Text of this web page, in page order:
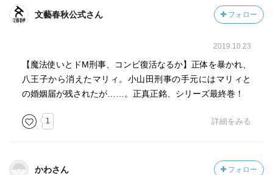
ある。
んな形で凶器の出所が発覚するなんて、他に読んだことが
ない。画期的ではあることは認めていいだろう。しかし、
先の1編同様に、観念するほど強力な根拠なのかと思ってし
まう。
最初の1編だけはマリィに頼らないが、戻ってくると結局
リーズ中でも偶然の要素が強すぎるかな。最後はそういう
文藝春秋公式さん フォロー
2019.10.23
【魔法使いとドM刑事、コンビ復活なるか】正体を暴かれ、
八王子から消えたマリィ。小山田刑事の手元にはマリィと
の婚姻届が残されたが……。正真正銘、シリーズ最終巻！
1 詳細をみる
かわさん フォロー